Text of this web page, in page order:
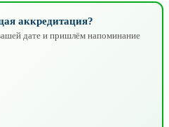
аккредитация?
дате и пришлём напоминание